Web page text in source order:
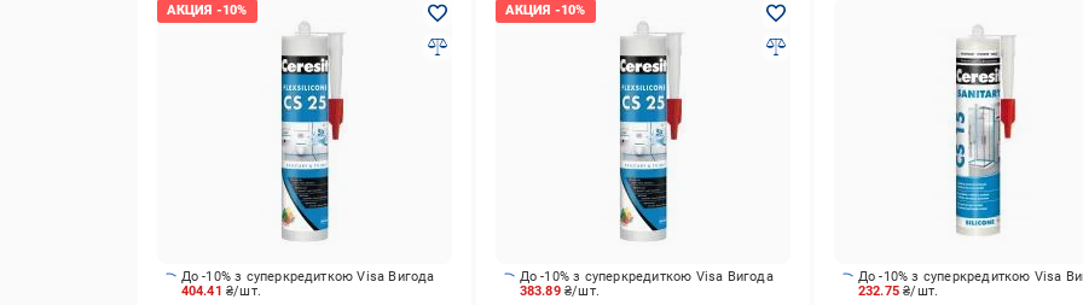
404.41 ₴/шт.
До -10% з суперкредиткою Visa Вигода
383.89₴/шт.
До -10% з суперкредиткою Visa Вигода
232.75₴/шт.
До -10% з суперкредиткою Visa